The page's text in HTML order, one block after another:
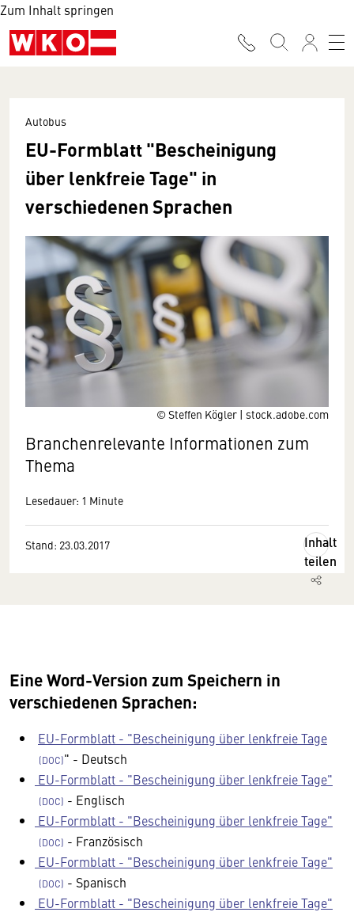
Zum Inhalt springen
© Steffen Kögler | stock.adobe.com
Autobus
EU-Formblatt "Bescheinigung
über lenkfreie Tage" in
verschiedenen Sprachen
Branchenrelevante Informationen zum
Thema
Lesedauer: 1 Minute
Stand: 23.03.2017
Inhalt
teilen
Eine Word-Version zum Speichern in
verschiedenen Sprachen:
EU-Formblatt - "Bescheinigung über lenkfreie Tage
" - Deutsch
EU-Formblatt - "Bescheinigung über lenkfreie Tage"
- Englisch
EU-Formblatt - "Bescheinigung über lenkfreie Tage"
- Französisch
EU-Formblatt - "Bescheinigung über lenkfreie Tage"
- Spanisch
EU-Formblatt - "Bescheinigung über lenkfreie Tage"